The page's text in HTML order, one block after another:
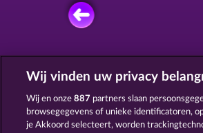
Wij vinden uw privacy
Wij en onze887 partners slaan
browsegegevens of unieke identificatoren,
je Akkoord selecteert, worden